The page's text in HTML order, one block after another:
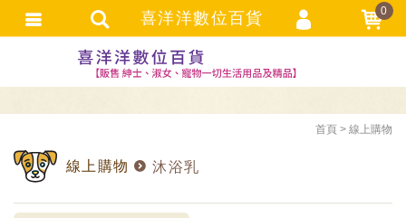
首頁 線上購物
線上購物 沐浴乳
喜洋洋數位百貨 0
選購者登入
選購者註冊